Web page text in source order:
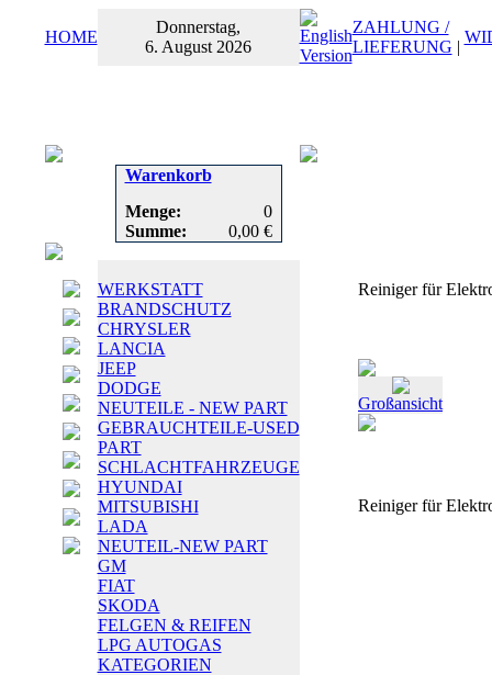
HOME
Donnerstag,
6. August 2026
ZAHLUNG /
LIEFERUNG |
Warenkorb
Menge:
0
Summe:
0,00 €
WERKSTATT
BRANDSCHUTZ
CHRYSLER
LANCIA
JEEP
DODGE
NEUTEILE - NEW PART
GEBRAUCHTEILE-USED
PART
SCHLACHTFAHRZEUGE
HYUNDAI
MITSUBISHI
LADA
NEUTEIL-NEW PART
GM
FIAT
SKODA
FELGEN & REIFEN
LPG AUTOGAS
KATEGORIEN
Reiniger für
Großansicht
Reiniger für